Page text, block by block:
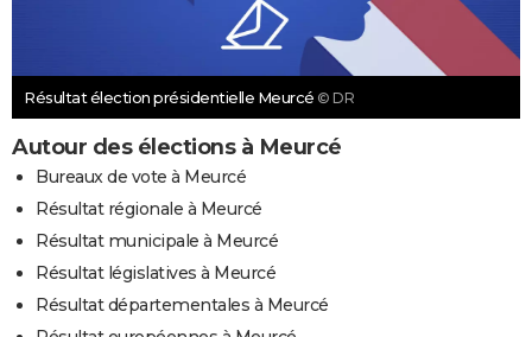
Résultat élection présidentielle Meurcé © DR
Autour des élections à Meurcé
Bureaux de vote à Meurcé
Résultat régionale à Meurcé
Résultat municipale à Meurcé
Résultat législatives à Meurcé
Résultat départementales à Meurcé